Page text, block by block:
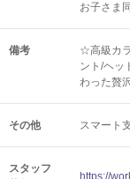
お子さま
備考
☆高級カ
ント/ヘッ
わった贅
その他 スマート
スタッフ